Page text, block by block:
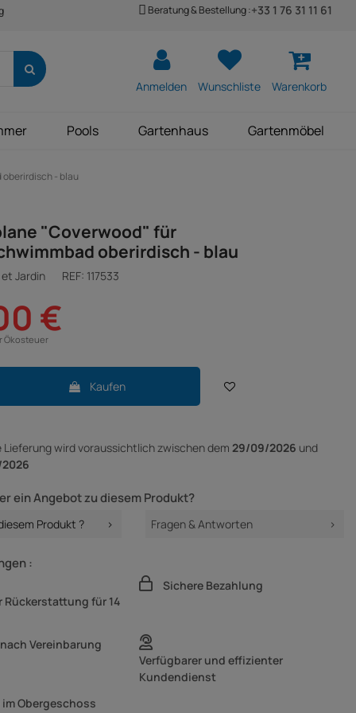
Beratung & Bestellung :+33 1 76 31 11 61
Anmelden Wunschliste Warenkorb
Pools Gartenhaus Gartenmöbel
- blau
"Coverwood" für
oberirdisch - blau
Jardin REF: 117533
€
Ökosteuer
Kaufen
Lieferungwird voraussichtlich zwischen dem 29/09/2026 und
ein Angebot zu diesem Produkt?
Produkt ? Fragen & Antworten
:
Rückerstattung für 14
Sichere Bezahlung
Vereinbarung
Verfügbarer und effizienter
Kundendienst
Obergeschoss